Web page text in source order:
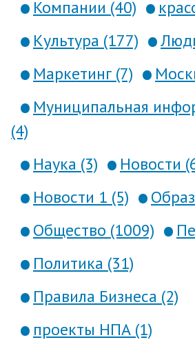
Компании (40)
Культура (177)
Маркетинг (7)
Муниципальная
(4)
Наука (3)
Новости
Новости 1 (5)
Общество (1009)
Политика (31)
Правила Бизнеса (2)
проекты НПА (1)